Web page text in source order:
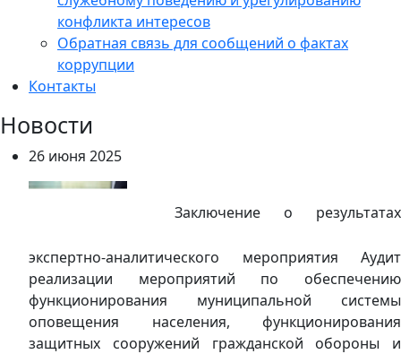
конфликта интересов
Обратная связь для сообщений о фактах
коррупции
Контакты
Новости
26 июня 2025
Заключение о результатах
экспертно-аналитического мероприятия Аудит
реализации мероприятий по обеспечению
функционирования муниципальной системы
оповещения населения, функционирования
защитных сооружений гражданской обороны и